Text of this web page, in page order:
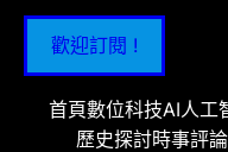
歡迎訂閱 !
首頁數位科技AI人工
歷史探討時事評論